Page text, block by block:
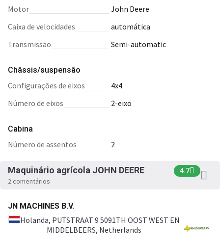
motor
John Deere
caixa de velocidades
automática
transmissão
Semi-automatic
Châssis/suspensão
configurações de eixos
4x4
número de eixos
2-eixo
Cabina
número de assentos 2
Maquinário agrícola JOHN DEERE 4.7
2 comentários
JN MACHINES B.V.
Holanda, PUTSTRAAT 9 5091TH OOST WEST EN
MIDDELBEERS, Netherlands